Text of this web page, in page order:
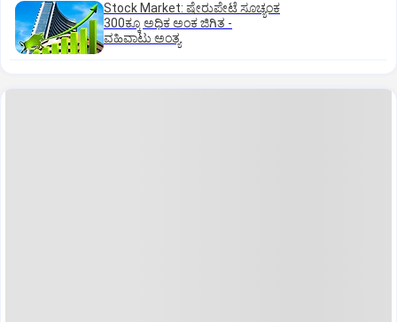
Stock Market: ಷೇರುಪೇಟೆ ಸೂಚ್ಯಂಕ
300ಕ್ಕೂ ಅಧಿಕ ಅಂಕ ಜಿಗಿತ -
ವಹಿವಾಟು ಅಂತ್ಯ